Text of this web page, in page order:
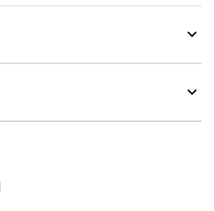
ナップボタン付き前立て
ンの反射バードロゴプリント
27%